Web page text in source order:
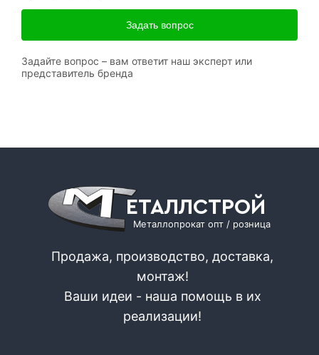
Задать вопрос
Задайте вопрос – вам ответит наш эксперт или
представитель бренда
ЕТАЛЛСТРОЙ
Металлопрокат опт / розница
Продажа, производство, доставка,
монтаж!
Ваши идеи - наша помощь в их
реализации!